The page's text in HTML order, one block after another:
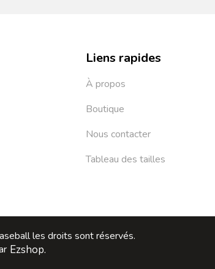
Liens rapides
À propos
Boutique
Nous contacter
Tableau des tailles
les droits sont réservés.
Ezshop.